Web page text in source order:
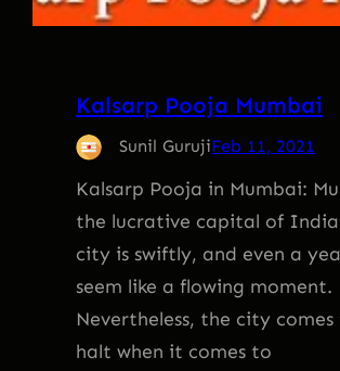
Kalsarp Pooja Mumbai
Sunil GurujiFeb 11, 2021
Kalsarp Pooja in Mumbai:
the lucrative capital of
city is swiftly, and even a
seem like a flowing moment.
Nevertheless, the city
halt when it comes to